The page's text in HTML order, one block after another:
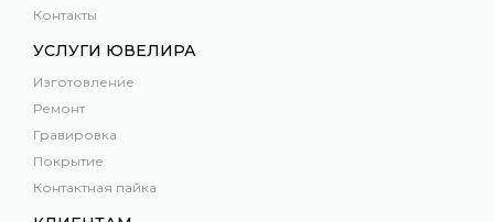
Контакты
УСЛУГИ ЮВЕЛИРА
Изготовление
Ремонт
Гравировка
Покрытие
Контактная пайка